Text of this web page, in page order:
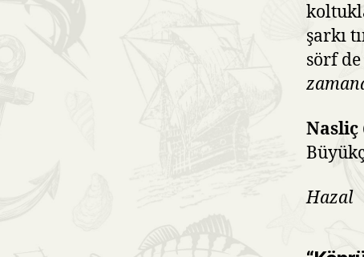
şarkı
sörf
Nasliç
Hazal